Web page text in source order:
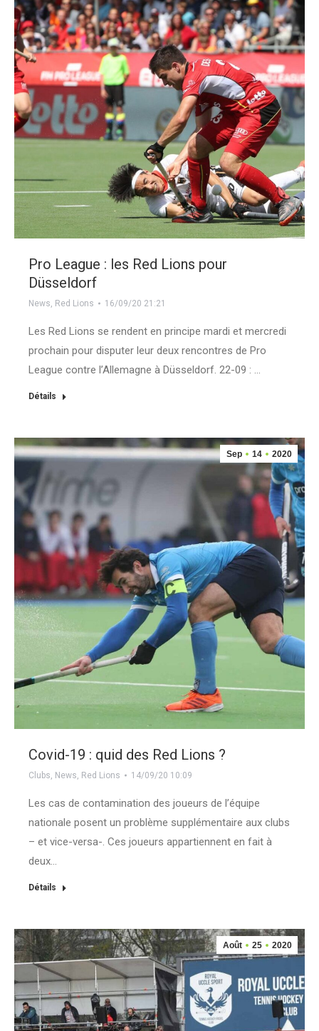
Pro League : les Red Lions pour
Düsseldorf
News, Red Lions 16/09/20 21:21
Les Red Lions se rendent en principe mardi et mercredi
prochain pour disputer leur deux rencontres de Pro
League contre l’Allemagne à Düsseldorf. 22-09 : …
Détails
Sep 14 2020
Covid-19 : quid des Red Lions ?
Clubs, News, Red Lions 14/09/20 10:09
Les cas de contamination des joueurs de l’équipe
nationale posent un problème supplémentaire aux clubs
– et vice-versa-. Ces joueurs appartiennent en fait à
deux…
Détails
Août 25 2020